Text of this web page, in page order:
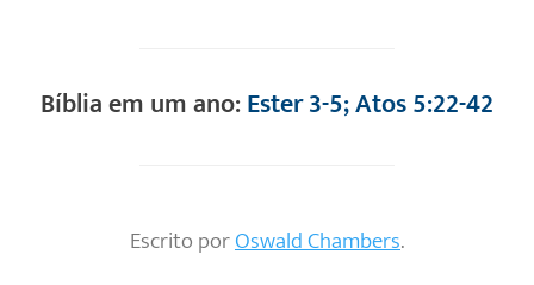
Bíblia em um ano:Ester 3-5; Atos 5:22-42
Escrito porOswald Chambers.